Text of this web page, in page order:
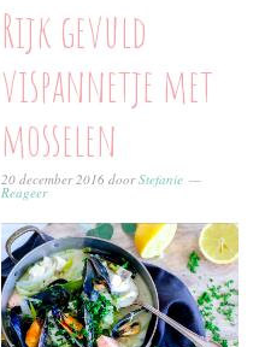
Rijk gevuld
vispannetje met
mosselen
20 december 2016 doorStefanie
Reageer